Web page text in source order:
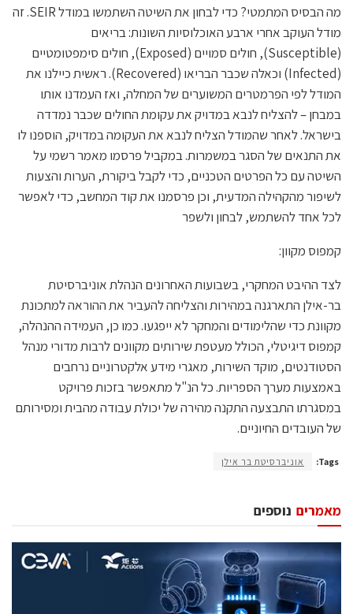
מה הבסיס המתמטי? כדי לבחון את השיטה השתמשו במודל SEIR. זה
מודל העוקב אחרי ארבע האוכלוסיות השונות: בריאים
(Susceptible), חולים סמויים (Exposed), חולים סימפטומטיים
(Infected) וכאלה שכבר הבריאו (Recovered). ראשית כיילנו את
המודל לפי הפרמטרים המשוערים של המחלה, ואז העמדנו אותו
במבחן – להצליח לנבא במדויק את עקומת החולים שכבר נמדדה
בישראל. לאחר שהמודל הצליח לנבא את העקומה במדויק, הוספנו לו
את התנאים של הסגר במשמרות. במקביל פרסמו מאמר רשמי על
השיטה עם כל הפרטים הטכניים, כדי לקבל ביקורת, הערות והצעות
לשיפור מהקהילה המדעית, וכן פרסמנו את קוד המחשב, כדי לאפשר
לכל אחד להשתמש, לבחון ולשפר
קמפוס מקוון:
לצד ההיבט המחקרי, בשבועות האחרונים הנהלת אוניברסיטת
בר-אילן התארגנה במהירות והצליחה להעביר את ההוראה למתכונת
מקוונת כדי שהלימודים והמחקר לא ייפגעו. כמו כן, העמידה ההנהלה,
קמפוס דיגיטלי, הכולל מעטפת שירותים מקוונים לרבות מדורי מנהל
הסטודנטים, מוקד השירות, מאגרי מידע אלקטרוניים נרחבים
באמצעות מערך הספריות. כל הנ"ל מתאפשר בזכות פרויקט
במסגרתו התבצעה התקנה מהירה של יכולת עבודה מהבית ומסירותם
של העובדים החיוניים.
Tags: אוניברסיטת בר אילן
נוספים מאמרים